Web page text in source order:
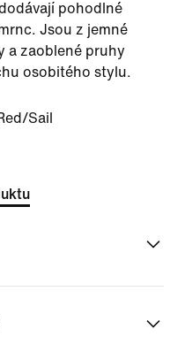
pohodlné
Jsou z jemné
a zaoblené pruhy
osobitého stylu.
Sail